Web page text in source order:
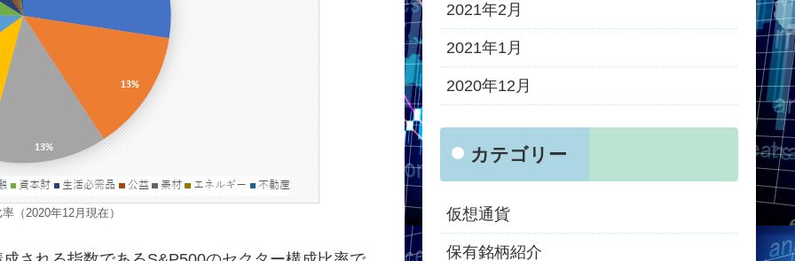
（2020年12月現在）
2021年2月
2021年1月
2020年12月
カテゴリー
仮想通貨
保有銘柄紹介